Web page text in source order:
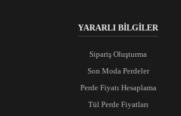
YARARLI BİLGİLER
Sipariş Oluşturma
Son Moda Perdeler
Perde Fiyatı Hesaplama
Tül Perde Fiyatları